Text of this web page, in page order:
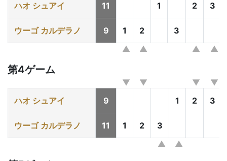
ハオ シュアイ 11 1 2 3
ウーゴ カルデラノ 9 1 2 3
第4ゲーム
ハオ シュアイ 9 1 2 3
ウーゴ カルデラノ 11 1 2 3